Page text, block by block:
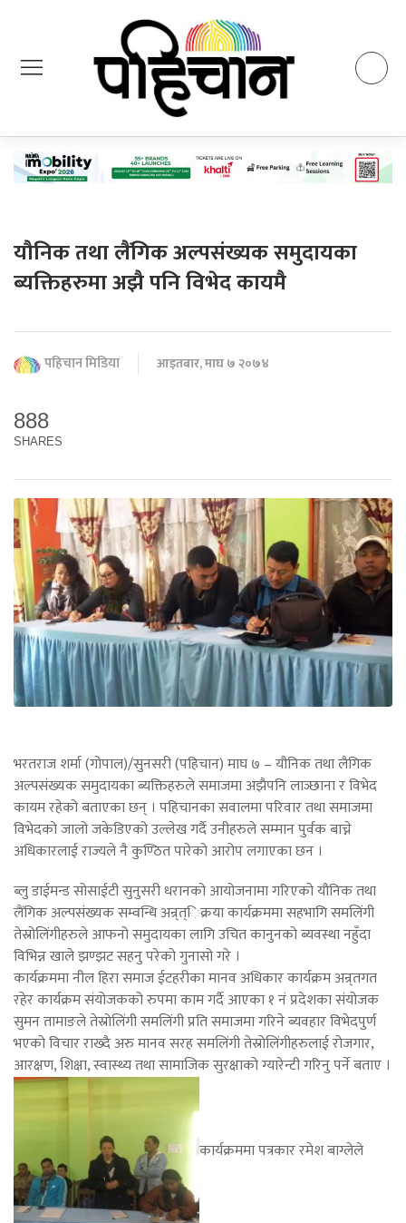
यौनिक तथा लैंगिक अल्पसंख्यक समुदायका
ब्यक्तिहरुमा अझै पनि विभेद कायमै
पहिचान मिडिया आइतबार, माघ ७ २०७४
888
SHARES
भरतराज शर्मा (गोपाल)/सुनसरी (पहिचान) माघ ७ – यौनिक तथा लैगिक
अल्पसंख्यक समुदायका ब्यक्तिहरुले समाजमा अझैपनि लाञ्छाना र विभेद
कायम रहेको बताएका छन् । पहिचानका सवालमा परिवार तथा समाजमा
विभेदको जालो जकेडिएको उल्लेख गर्दै उनीहरुले सम्मान पुर्वक बाच्ने
अधिकारलाई राज्यले नै कुण्ठित पारेको आरोप लगाएका छन ।
ब्लु डाईमन्ड सोसाईटी सुनुसरी धरानको आयोजनामा गरिएको यौनिक तथा
लैंगिक अल्पसंख्यक सम्वन्धि अन्र्त्िक्रया कार्यक्रममा सहभागि समलिंगी
तेस्रोलिंगीहरुले आफनो समुदायका लागि उचित कानुनको ब्यवस्था नहुँदा
विभिन्न खाले झण्झट सहनु परेको गुनासो गरे ।
कार्यक्रममा नील हिरा समाज ईटहरीका मानव अधिकार कार्यक्रम अन्र्तगत
रहेर कार्यक्रम संयोजकको रुपमा काम गर्दै आएका १ नं प्रदेशका संयोजक
सुमन तामाङले तेस्रोलिंगी समलिंगी प्रति समाजमा गरिने ब्यवहार विभेदपुर्ण
भएको विचार राख्दै अरु मानव सरह समलिंगी तेस्रोलिंगीहरुलाई रोजगार,
आरक्षण, शिक्षा, स्वास्थ्य तथा सामाजिक सुरक्षाको ग्यारेन्टी गरिनु पर्ने बताए ।
कार्यक्रममा पत्रकार रमेश बाग्लेले